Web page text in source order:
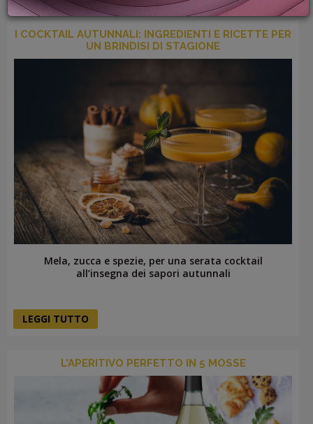
GIFT
CARD
BLOG
I COCKTAIL AUTUNNALI: INGREDIENTI E RICETTE PER
UN BRINDISI DI STAGIONE
Mela, zucca e spezie, per una serata cocktail
all’insegna dei sapori autunnali
LEGGI TUTTO
L’APERITIVO PERFETTO IN 5 MOSSE